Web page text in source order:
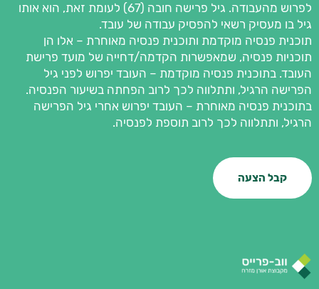
לפרוש מהעבודה. גיל פרישה חובה (67) לעומת זאת, הוא אותו
גיל בו מעסיק רשאי להפסיק עבודה של עובד.
תוכנית פנסיה מוקדמת ותוכנית פנסיה מאוחרת – אלו הן
תוכניות פנסיה, שמאפשרות הקדמה/דחייה של מועד פרישת
העובד. בתוכנית פנסיה מוקדמת – העובד יפרוש לפני גיל
הפרישה הרגיל, ותתלווה לכך לרוב הפחתה בשיעור הפנסיה.
בתוכנית פנסיה מאוחרת – העובד יפרוש אחרי גיל הפרישה
הרגיל, ותתלווה לכך לרוב תוספת לפנסיה.
קבל הצעה